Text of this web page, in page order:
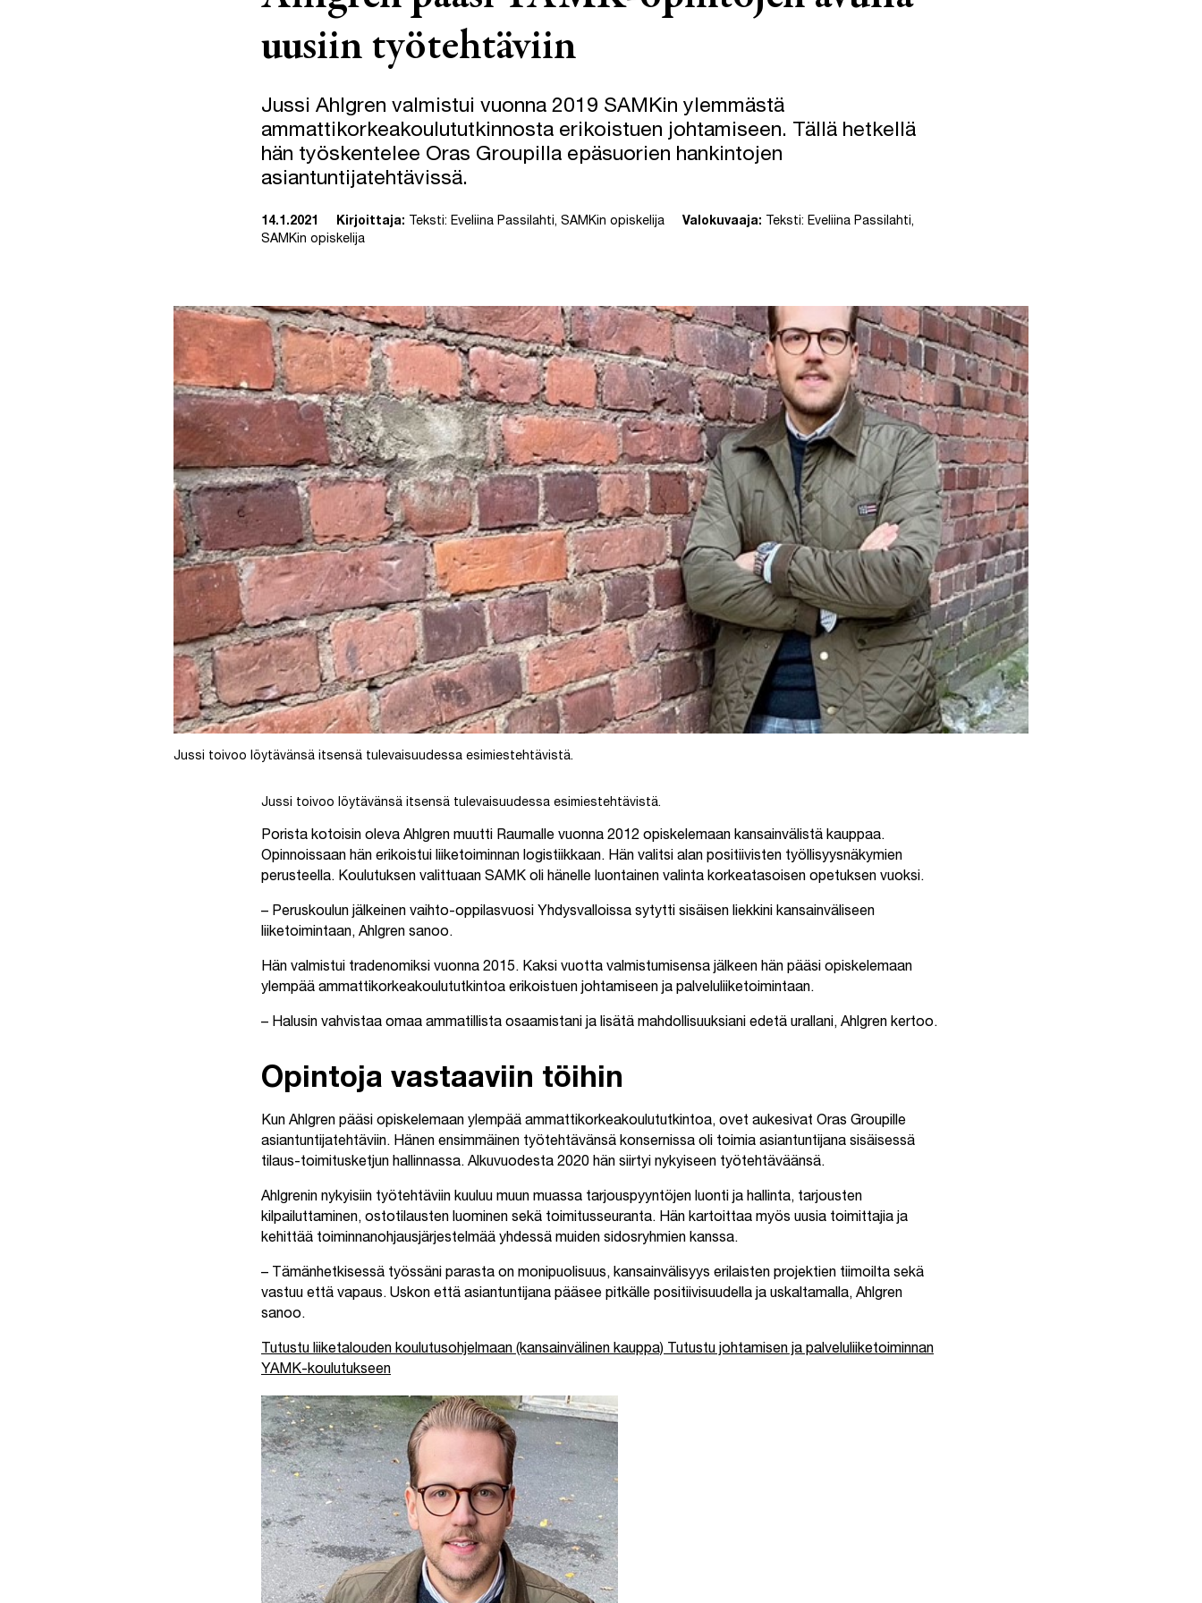
uusiin työtehtäviin
Jussi Ahlgren valmistui vuonna 2019 SAMKin ylemmästä
ammattikorkeakoulututkinnosta erikoistuen johtamiseen. Tällä hetkellä
hän työskentelee Oras Groupilla epäsuorien hankintojen
asiantuntijatehtävissä.
14.1.2021 Kirjoittaja: Teksti: Eveliina Passilahti, SAMKin opiskelija Valokuvaaja: Teksti: Eveliina Passilahti,
SAMKin opiskelija
Jussi toivoo löytävänsä itsensä tulevaisuudessa esimiestehtävistä.
Jussi toivoo löytävänsä itsensä tulevaisuudessa esimiestehtävistä.
Porista kotoisin oleva Ahlgren muutti Raumalle vuonna 2012 opiskelemaan kansainvälistä kauppaa.
Opinnoissaan hän erikoistui liiketoiminnan logistiikkaan. Hän valitsi alan positiivisten työllisyysnäkymien
perusteella. Koulutuksen valittuaan SAMK oli hänelle luontainen valinta korkeatasoisen opetuksen vuoksi.
– Peruskoulun jälkeinen vaihto-oppilasvuosi Yhdysvalloissa sytytti sisäisen liekkini kansainväliseen
liiketoimintaan, Ahlgren sanoo.
Hän valmistui tradenomiksi vuonna 2015. Kaksi vuotta valmistumisensa jälkeen hän pääsi opiskelemaan
ylempää ammattikorkeakoulututkintoa erikoistuen johtamiseen ja palveluliiketoimintaan.
– Halusin vahvistaa omaa ammatillista osaamistani ja lisätä mahdollisuuksiani edetä urallani, Ahlgren kertoo.
Opintoja vastaaviin töihin
Kun Ahlgren pääsi opiskelemaan ylempää ammattikorkeakoulututkintoa, ovet aukesivat Oras Groupille
asiantuntijatehtäviin. Hänen ensimmäinen työtehtävänsä konsernissa oli toimia asiantuntijana sisäisessä
tilaus-toimitusketjun hallinnassa. Alkuvuodesta 2020 hän siirtyi nykyiseen työtehtäväänsä.
Ahlgrenin nykyisiin työtehtäviin kuuluu muun muassa tarjouspyyntöjen luonti ja hallinta, tarjousten
kilpailuttaminen, ostotilausten luominen sekä toimitusseuranta. Hän kartoittaa myös uusia toimittajia ja
kehittää toiminnanohjausjärjestelmää yhdessä muiden sidosryhmien kanssa.
– Tämänhetkisessä työssäni parasta on monipuolisuus, kansainvälisyys erilaisten projektien tiimoilta sekä
vastuu että vapaus. Uskon että asiantuntijana pääsee pitkälle positiivisuudella ja uskaltamalla, Ahlgren
sanoo.
Tutustu liiketalouden koulutusohjelmaan (kansainvälinen kauppa) Tutustu johtamisen ja palveluliiketoiminnan
YAMK-koulutukseen